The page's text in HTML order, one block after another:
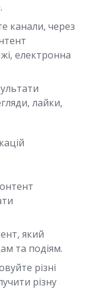
канали, через
електронна
лайки,
який
та подіям.
різні
різну